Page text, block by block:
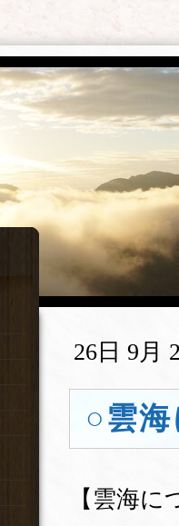
26日 9月
○雲
【雲海に